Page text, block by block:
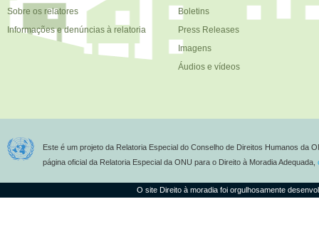
Sobre os relatores
Informações e denúncias à relatoria
Boletins
Press Releases
Imagens
Áudios e vídeos
Este é um projeto da Relatoria Especial do Conselho de Direitos Humanos da
página oficial da Relatoria Especial da ONU para o Direito à Moradia Adequada,
O site Direito à moradia foi orgulhosamente